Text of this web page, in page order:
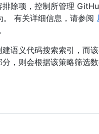
排除项，控制所管理
有关详细信息，请参阅
语义代码搜索索引，而
，则会根据该策略筛选